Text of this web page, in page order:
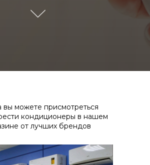
вы можете присмотреться
кондиционеры в нашем
от лучших брендов